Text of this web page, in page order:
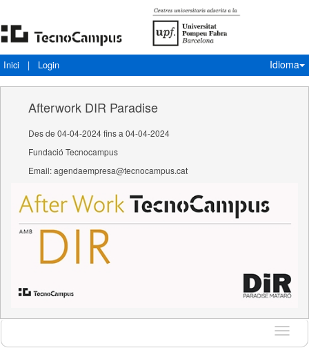
Inici | Login Idioma
Afterwork DIR Paradise
Des de 04-04-2024 fins a 04-04-2024
Fundació Tecnocampus
Email: agendaempresa@tecnocampus.cat
Idioma